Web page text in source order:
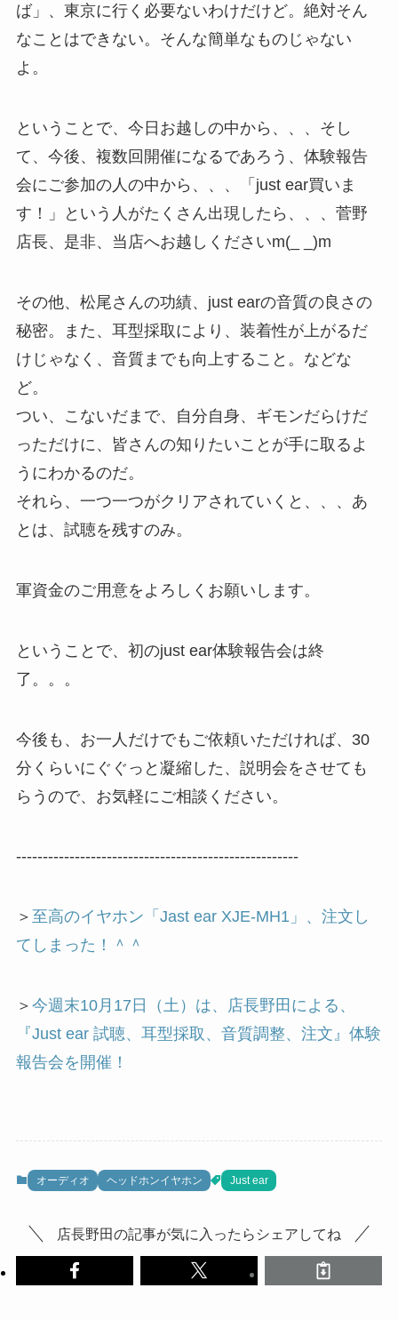
ば」、東京に行く必要ないわけだけど。絶対そん
なことはできない。そんな簡単なものじゃない
よ。
ということで、今日お越しの中から、、、そし
て、今後、複数回開催になるであろう、体験報告
会にご参加の人の中から、、、「just ear買いま
す！」という人がたくさん出現したら、、、菅野
店長、是非、当店へお越しくださいm(_ _)m
その他、松尾さんの功績、just earの音質の良さの
秘密。また、耳型採取により、装着性が上がるだ
けじゃなく、音質までも向上すること。などな
ど。
つい、こないだまで、自分自身、ギモンだらけだ
っただけに、皆さんの知りたいことが手に取るよ
うにわかるのだ。
それら、一つ一つがクリアされていくと、、、あ
とは、試聴を残すのみ。
軍資金のご用意をよろしくお願いします。
ということで、初のjust ear体験報告会は終
了。。。
今後も、お一人だけでもご依頼いただければ、30
分くらいにぐぐっと凝縮した、説明会をさせても
らうので、お気軽にご相談ください。
-----------------------------------------------------
＞ 至高のイヤホン「Jast ear XJE-MH1」、注文し
てしまった！＾＾
＞ 今週末10月17日（土）は、店長野田による、
『Just ear 試聴、耳型採取、音質調整、注文』体験
報告会を開催！
オーディオ ヘッドホンイヤホン Just ear
店長野田の記事が気に入ったらシェアしてね